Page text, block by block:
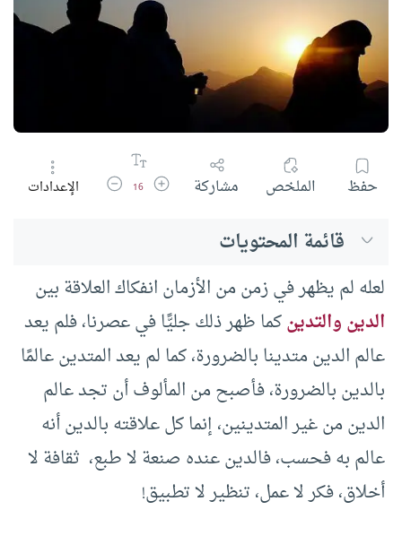
حفظ الملخص مشاركة زيادة حجم الخط
16 تقليل حجم الخط
الإعدادات
قائمة المحتويات
لعله لم يظهر في زمن من الأزمان انفكاك العلاقة بين
الدين والتدينكما ظهر ذلك جليًّا في عصرنا، فلم يعد
عالم الدين متدينا بالضرورة، كما لم يعد المتدين عالمًا
بالدين بالضرورة، فأصبح من المألوف أن تجد عالم
الدين من غير المتدينين، إنما كل علاقته بالدين أنه
عالم به فحسب، فالدين عنده صنعة لا طبع، ثقافة لا
أخلاق، فكر لا عمل، تنظير لا تطبيق!